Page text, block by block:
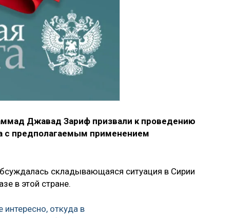
Джавад Зариф призвали к проведению
с предполагаемым применением
складывающаяся ситуация в Сирии
в этой стране.
интересно, откуда в